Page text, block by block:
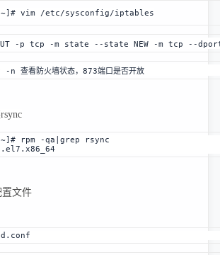
~]# vim /etc/sysconfig/iptables
-p tcp -m state --state NEW -m tcp --
看防火墙状态，873端口是否开放
~]# rpm -qa|grep rsync
置文件